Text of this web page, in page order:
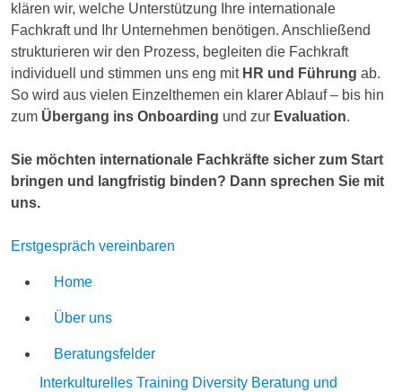
klären wir, welche Unterstützung Ihre internationale
Fachkraft und Ihr Unternehmen benötigen. Anschließend
strukturieren wir den Prozess, begleiten die Fachkraft
individuell und stimmen uns eng mit HR und Führung ab.
So wird aus vielen Einzelthemen ein klarer Ablauf – bis hin
zum Übergang ins Onboarding und zur Evaluation.
Sie möchten internationale Fachkräfte sicher zum Start
bringen und langfristig binden? Dann sprechen Sie mit
uns.
Erstgespräch vereinbaren
Home
Über uns
Beratungsfelder
Interkulturelles Training Diversity Beratung und